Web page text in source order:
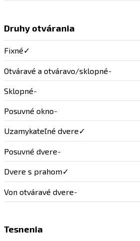
Druhy otvárania
Fixné✓
Otváravé a otváravo/sklopné-
Sklopné-
Posuvné okno-
Uzamykateľné dvere✓
Posuvné dvere-
Dvere s prahom✓
Von otváravé dvere-
Tesnenia